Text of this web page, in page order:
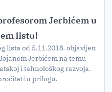
Jerbićem u
listu!
lista od 5.11.2018. objavljen
Jerbićem na temu
i tehnološkog razvoja.
u prilogu.